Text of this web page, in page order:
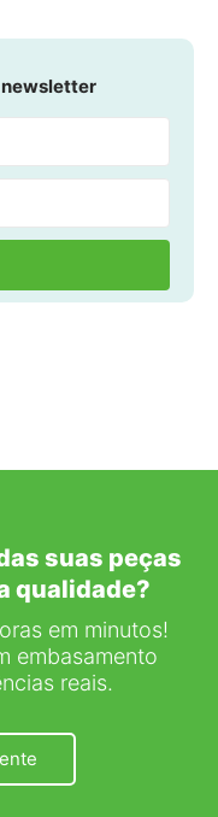
newsletter
suas peças
qualidade?
em minutos!
embasamento
reais.